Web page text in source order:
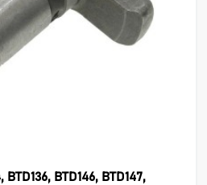
BTD146, BTD147,